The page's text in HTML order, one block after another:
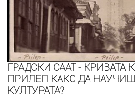
ГРАДСКИ СААТ - КРИВАТА
ПРИЛЕП КАКО ДА
КУЛТУРАТА?